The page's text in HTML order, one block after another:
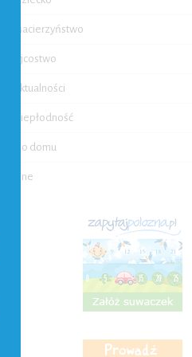
Macierzyństwo
Ojcostwo
Aktualności
Niepłodność
Do domu
Inne